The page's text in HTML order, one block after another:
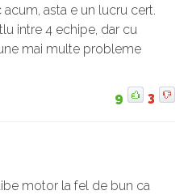
asta e un lucru cert.
intre 4 echipe, dar cu
mai multe probleme
9 3
motor la fel de bun ca